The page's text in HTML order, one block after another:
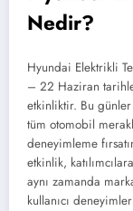
Nedir?
Hyundai Elektrikli
– 22 Haziran
etkinliktir. Bu
tüm otomobil
deneyimleme
etkinlik,
aynı zamanda
kullanıcı